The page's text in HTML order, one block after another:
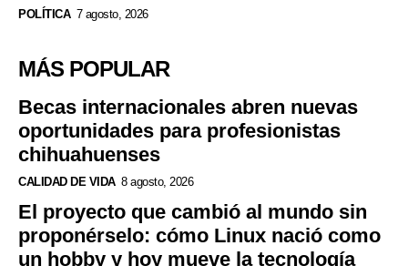
POLÍTICA 7 agosto, 2026
MÁS POPULAR
Becas internacionales abren nuevas
oportunidades para profesionistas
chihuahuenses
CALIDAD DE VIDA 8 agosto, 2026
El proyecto que cambió al mundo sin
proponérselo: cómo Linux nació como
un hobby y hoy mueve la tecnología